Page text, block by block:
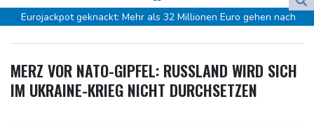
Frankfurt am Main
25 °C
Köln
21 °C Kiel
17 °C
Bremen
17 °C Flensburg
16 °C
Eurojackpot geknackt: Mehr als 32 Millionen Euro gehen nach
in Ceuta
Mindestens zehn Tote bei Angriffen der pro-iranischen Huthis im
MERZ VOR NATO-GIPFEL: RUSSLAND WIRD SICH
IM UKRAINE-KRIEG NICHT DURCHSETZEN